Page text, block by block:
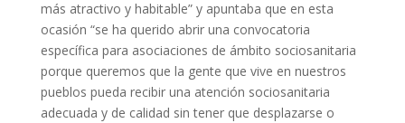
más atractivo y habitable” y apuntaba que en esta
ocasión “se ha querido abrir una convocatoria
específica para asociaciones de ámbito sociosanitaria
porque queremos que la gente que vive en nuestros
pueblos pueda recibir una atención sociosanitaria
adecuada y de calidad sin tener que desplazarse o